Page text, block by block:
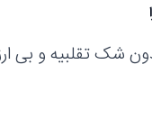
شک تقلبیه و بی